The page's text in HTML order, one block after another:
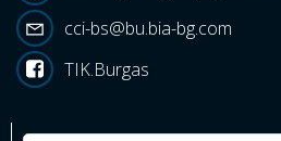
cci-bs@bu.bia-bg.com
TIK.Burgas